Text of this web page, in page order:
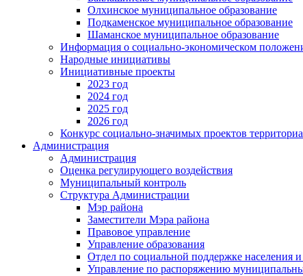
Олхинское муниципальное образование
Подкаменское муниципальное образование
Шаманское муниципальное образование
Информация о социально-экономическом
Народные инициативы
Инициативные проекты
2023 год
2024 год
2025 год
2026 год
Конкурс социально-значимых проектов
Администрация
Администрация
Оценка регулирующего воздействия
Муниципальный контроль
Структура Администрации
Мэр района
Заместители Мэра района
Правовое управление
Управление образования
Отдел по социальной поддержке населения
Управление по распоряжению